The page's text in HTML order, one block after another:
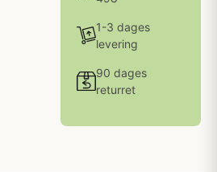
1-3 dages
levering
90 dages
returret